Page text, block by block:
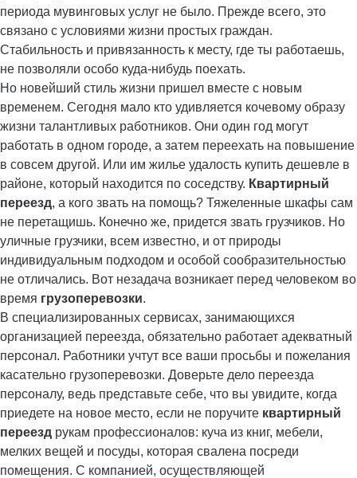
периода мувинговых услуг не было. Прежде всего, это
связано с условиями жизни простых граждан.
Стабильность и привязанность к месту, где ты работаешь,
не позволяли особо куда-нибудь поехать.
Но новейший стиль жизни пришел вместе с новым
временем. Сегодня мало кто удивляется кочевому образу
жизни талантливых работников. Они один год могут
работать в одном городе, а затем переехать на повышение
в совсем другой. Или им жилье удалость купить дешевле в
районе, который находится по соседству. Квартирный
переезд, а кого звать на помощь? Тяжеленные шкафы сам
не перетащишь. Конечно же, придется звать грузчиков. Но
уличные грузчики, всем известно, и от природы
индивидуальным подходом и особой сообразительностью
не отличались. Вот незадача возникает перед человеком во
время грузоперевозки.
В специализированных сервисах, занимающихся
организацией переезда, обязательно работает адекватный
персонал. Работники учтут все ваши просьбы и пожелания
касательно грузоперевозки. Доверьте дело переезда
персоналу, ведь представьте себе, что вы увидите, когда
приедете на новое место, если не поручите квартирный
переезд рукам профессионалов: куча из книг, мебели,
мелких вещей и посуды, которая свалена посреди
помещения. С компанией, осуществляющей